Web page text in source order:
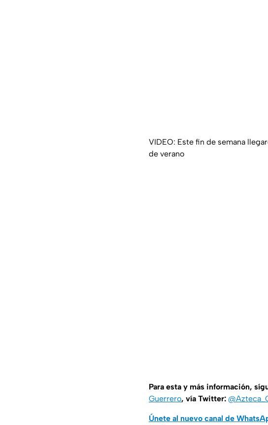
VIDEO: Este fin de semana
de verano
Para esta y más información,
Guerrero, vía Twitter:
Únete al nuevo canal de